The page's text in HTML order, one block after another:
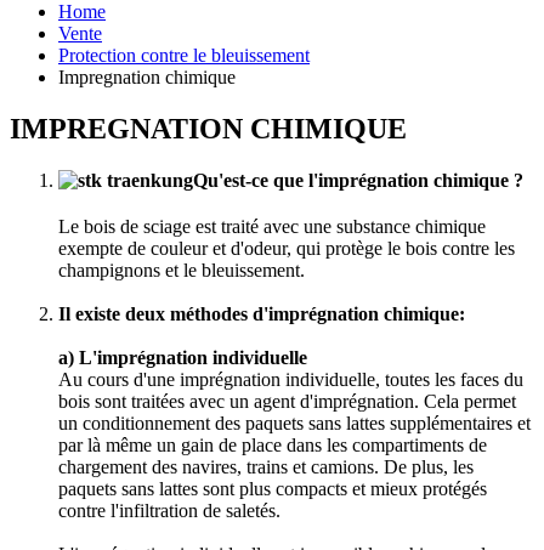
Home
Vente
Protection contre le bleuissement
Impregnation chimique
IMPREGNATION CHIMIQUE
Qu'est-ce que l'imprégnation chimique ?
Le bois de sciage est traité avec une substance chimique
exempte de couleur et d'odeur, qui protège le bois contre les
champignons et le bleuissement.
Il existe deux méthodes d'imprégnation chimique:
a) L'imprégnation individuelle
Au cours d'une imprégnation individuelle, toutes les faces du
bois sont traitées avec un agent d'imprégnation. Cela permet
un conditionnement des paquets sans lattes supplémentaires et
par là même un gain de place dans les compartiments de
chargement des navires, trains et camions. De plus, les
paquets sans lattes sont plus compacts et mieux protégés
contre l'infiltration de saletés.